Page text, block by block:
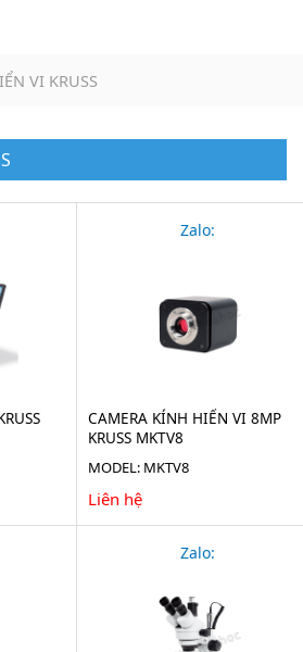
VI KRUSS
Zalo:
CAMERA KÍNH HIỂN VI 8MP
KRUSS MKTV8
MODEL: MKTV8
Liên hệ
Zalo: